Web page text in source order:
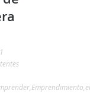
,Emprendimiento,